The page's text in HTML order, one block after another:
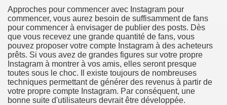
Approches pour commencer avec Instagram pour
commencer, vous aurez besoin de suffisamment de fans
pour commencer à envisager de publier des posts. Dès
que vous recevez une grande quantité de fans, vous
pouvez proposer votre compte Instagram à des acheteurs
prêts. Si vous avez de grandes figures sur votre propre
Instagram à montrer à vos amis, elles seront presque
toutes sous le choc. Il existe toujours de nombreuses
techniques permettant de générer des revenus à partir de
votre propre compte Instagram. Par conséquent, une
bonne suite d'utilisateurs devrait être développée.
Bulbs Support People Save yourself Income
Website